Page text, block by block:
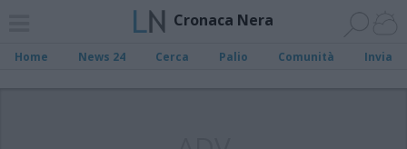
Cronaca Nera
Home News 24 Cerca Palio Comunità Invia